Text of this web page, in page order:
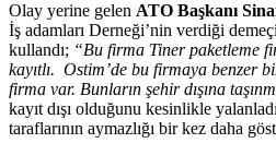
Olay yerine gelen ATO Başkanı
İş adamları Derneği’nin verdiği
kullandı; “Bu firma Tiner paketleme
kayıtlı. Ostim’de bu firmaya benzer
firma var. Bunların şehir dışına
kayıt dışı olduğunu kesinlikle
taraflarının aymazlığı bir kez daha